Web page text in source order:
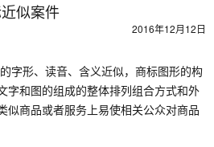
近似案件
2016年12月12日
字形、读音、含义近似，商标图形的构
字和图的组成的整体排列组合方式和外
似商品或者服务上易使相关公众对商品